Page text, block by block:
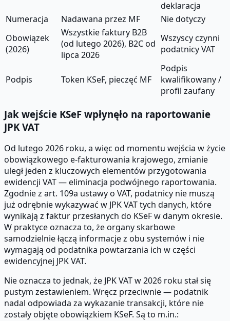
deklaracja
Numeracja
Nadawana przez MF
Nie dotyczy
Obowiązek
(2026)
Wszystkie faktury B2B
(od lutego 2026), B2C od
lipca 2026
Wszyscy czynni
podatnicy VAT
Podpis Token KSeF, pieczęć MF
Podpis
kwalifikowany /
profil zaufany
Jak wejście KSeF wpłynęło na raportowanie
JPK VAT
Od lutego 2026 roku, a więc od momentu wejścia w życie
obowiązkowego e-fakturowania krajowego, zmianie
uległ jeden z kluczowych elementów przygotowania
ewidencji VAT — eliminacja podwójnego raportowania.
Zgodnie z art. 109a ustawy o VAT, podatnicy nie muszą
już odrębnie wykazywać w JPK VAT tych danych, które
wynikają z faktur przesłanych do KSeF w danym okresie.
W praktyce oznacza to, że organy skarbowe
samodzielnie łączą informacje z obu systemów i nie
wymagają od podatnika powtarzania ich w części
ewidencyjnej JPK VAT.
Nie oznacza to jednak, że JPK VAT w 2026 roku stał się
pustym zestawieniem. Wręcz przeciwnie — podatnik
nadal odpowiada za wykazanie transakcji, które nie
zostały objęte obowiązkiem KSeF. Są to m.in.: